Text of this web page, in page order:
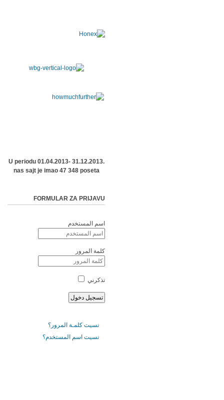
U periodu 01.04.2013- 31.12.2013.
nas sajt je imao 47 348 poseta
FORMULAR ZA PRIJAVU
اسم المستخدم
كلمة المرور
تذكرني
نسيت كلمـة المرور؟
نسيت اسم المستخدم؟